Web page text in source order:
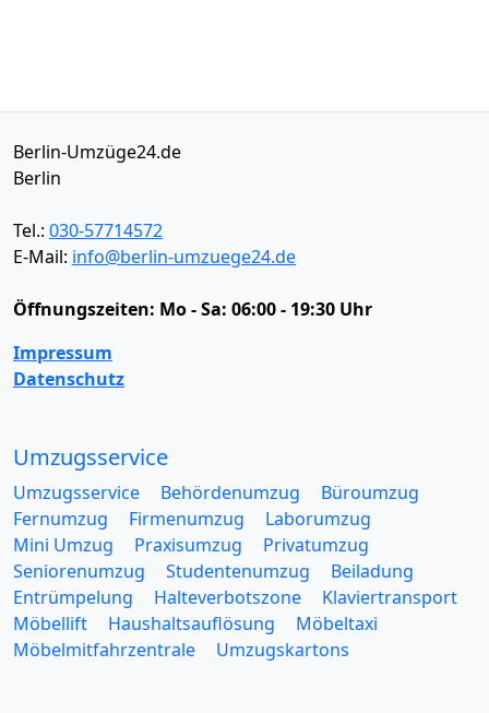
Berlin-Umzüge24.de
Berlin
Tel.: 030-57714572
E-Mail: info@berlin-umzuege24.de
Öffnungszeiten: Mo - Sa: 06:00 - 19:30 Uhr
Impressum
Datenschutz
Umzugsservice
Umzugsservice Behördenumzug
Büroumzug
Fernumzug
Firmenumzug
Laborumzug
Mini Umzug
Praxisumzug
Privatumzug
Seniorenumzug
Studentenumzug
Beiladung
Entrümpelung
Halteverbotszone
Klaviertransport
Möbellift
Haushaltsauflösung
Möbeltaxi
Möbelmitfahrzentrale
Umzugskartons